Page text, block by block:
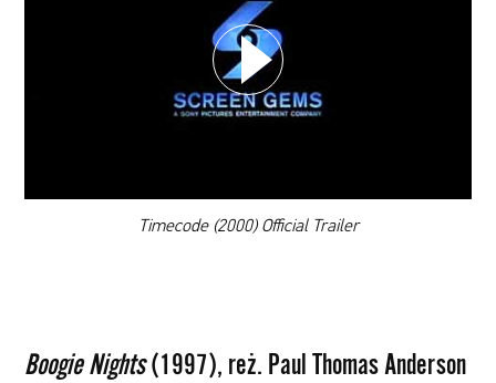
Timecode (2000) Official Trailer
Boogie Nights(1997), reż. Paul Thomas Anderson